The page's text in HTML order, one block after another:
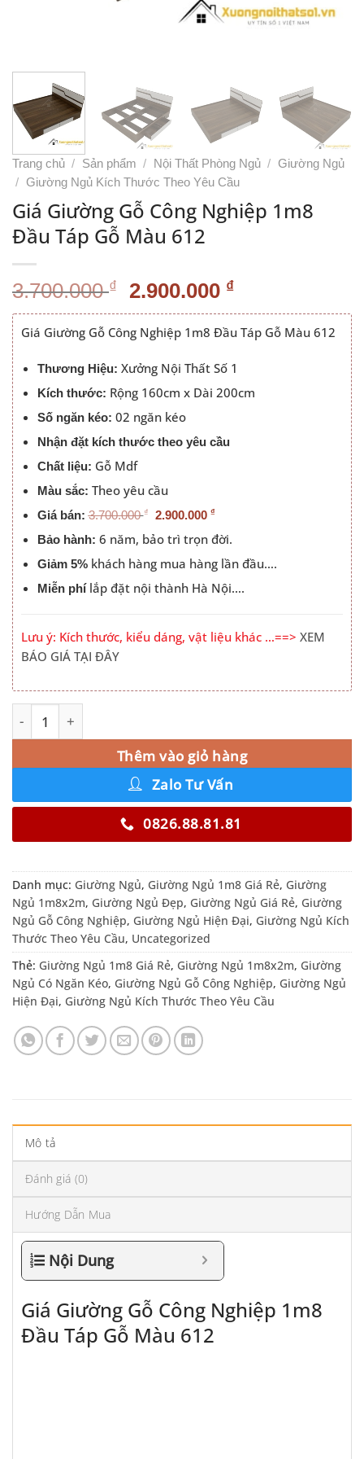
Trang chủ / Sản phẩm / Nội Thất Phòng Ngủ / Giường Ngủ
/ Giường Ngủ Kích Thước Theo Yêu Cầu
Giá Giường Gỗ Công Nghiệp 1m8
Đầu Táp Gỗ Màu 612
3.700.000₫ Giá
gốc
là:
2.900.000 ₫Giá
hiện
tại
2.900.000 ₫.
Giá Giường Gỗ Công Nghiệp 1m8 Đầu Táp Gỗ Màu 612
Thương Hiệu: Xưởng Nội Thất Số 1
Kích thước: Rộng 160cm x Dài 200cm
Số ngăn kéo: 02 ngăn kéo
Nhận đặt kích thước theo yêu cầu
Chất liệu: Gỗ Mdf
Màu sắc: Theo yêu cầu
Giá bán:3.700.000 ₫ 2.900.000 ₫
Bảo hành: 6 năm, bảo trì trọn đời.
Giảm 5%khách hàng mua hàng lần đầu….
Miễn phílắp đặt nội thành Hà Nội….
Lưu ý: Kích thước, kiểu dáng, vật liệu khác …==> XEM
BÁO GIÁ TẠI ĐÂY
Giá Giường Gỗ Công Nghiệp 1m8 Đầu Táp Gỗ Màu 612
Thêm vào giỏ hàng
Alternative:
Zalo Tư Vấn
0826.88.81.81
Danh mục: Giường Ngủ, Giường Ngủ 1m8 Giá Rẻ, Giường
Ngủ 1m8x2m, Giường Ngủ Đẹp, Giường Ngủ Giá Rẻ, Giường
Ngủ Gỗ Công Nghiệp, Giường Ngủ Hiện Đại, Giường Ngủ Kích
Thước Theo Yêu Cầu, Uncategorized
Thẻ: Giường Ngủ 1m8 Giá Rẻ, Giường Ngủ 1m8x2m, Giường
Ngủ Có Ngăn Kéo, Giường Ngủ Gỗ Công Nghiệp, Giường Ngủ
Hiện Đại, Giường Ngủ Kích Thước Theo Yêu Cầu
Mô tả
Đánh giá (0)
Hướng Dẫn Mua
Nội Dung
Giá Giường Gỗ Công Nghiệp 1m8
Đầu Táp Gỗ Màu 612